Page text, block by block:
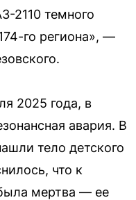
2110 темного
го региона», —
2025 года, в
авария. В
тело детского
что к
мертва — ее